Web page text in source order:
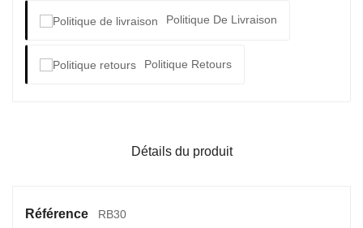
Politique De Livraison
Politique Retours
Détails du produit
Référence RB30